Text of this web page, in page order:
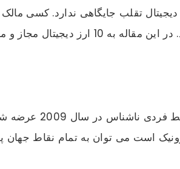
تقلب جایگاهی ندارد. کسی
و معتبر اشاره می کنیم:
است می توان به تمام نقاط جهان